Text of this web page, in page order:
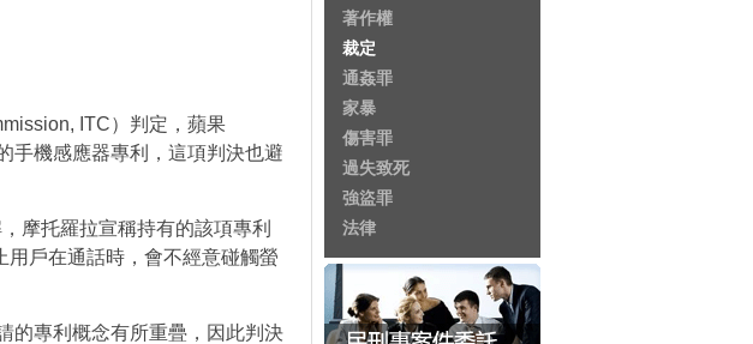
ITC）判定，蘋果
手機感應器專利，這項判決也避
摩托羅拉宣稱持有的該項專利
戶在通話時，會不經意碰觸螢
的專利概念有所重疊，因此判決
著作權
裁定
通姦罪
家暴
傷害罪
過失致死
強盜罪
法律